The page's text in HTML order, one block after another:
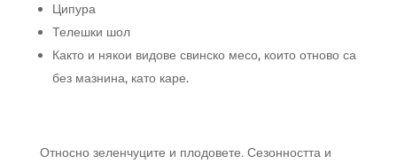
Ципура
Телешки шол
Както и някои видове свинско месо, които отново са
без мазнина, като каре.
Относно зеленчуците и плодовете. Сезонността и